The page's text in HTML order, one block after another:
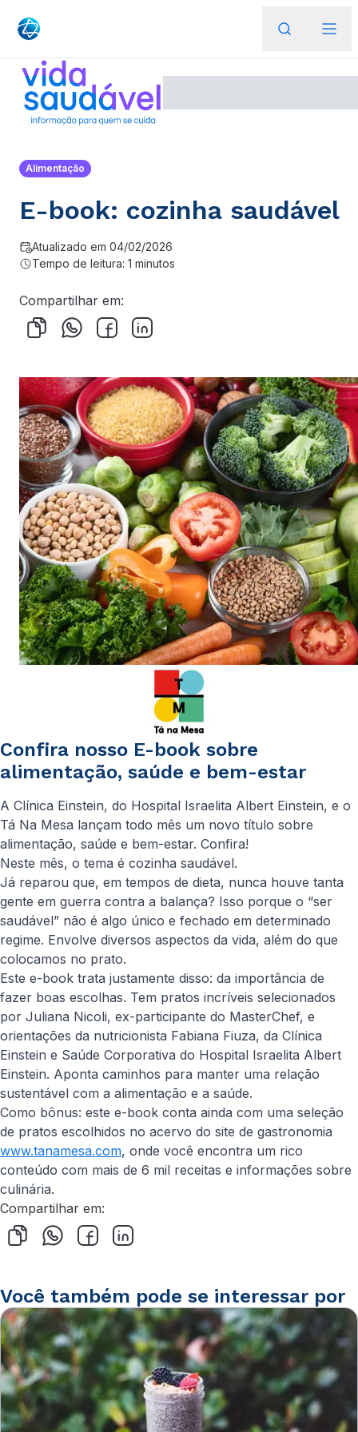
Alimentação
E-book: cozinha saudável
Atualizado em 04/02/2026
Tempo de leitura: 1 minutos
Compartilhar em:
Confira nosso E-book sobre
alimentação, saúde e bem-estar
A Clínica Einstein, do Hospital Israelita Albert Einstein, e o
Tá Na Mesa lançam todo mês um novo título sobre
alimentação, saúde e bem-estar. Confira!
Neste mês, o tema é cozinha saudável.
Já reparou que, em tempos de dieta, nunca houve tanta
gente em guerra contra a balança? Isso porque o “ser
saudável” não é algo único e fechado em determinado
regime. Envolve diversos aspectos da vida, além do que
colocamos no prato.
Este e-book trata justamente disso: da importância de
fazer boas escolhas. Tem pratos incríveis selecionados
por Juliana Nicoli, ex-participante do MasterChef, e
orientações da nutricionista Fabiana Fiuza, da Clínica
Einstein e Saúde Corporativa do Hospital Israelita Albert
Einstein. Aponta caminhos para manter uma relação
sustentável com a alimentação e a saúde.
Como bônus: este e-book conta ainda com uma seleção
de pratos escolhidos no acervo do site de gastronomia
www.tanamesa.com, onde você encontra um rico
conteúdo com mais de 6 mil receitas e informações sobre
culinária.
Compartilhar em:
Você também pode se interessar por